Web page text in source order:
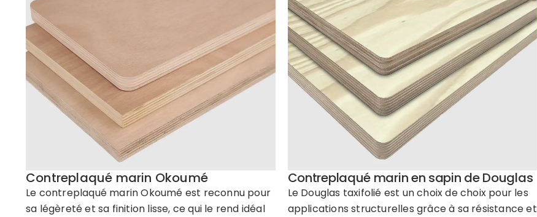
Contreplaqué marin Okoumé
Le contreplaqué marin Okoumé est reconnu pour
sa légèreté et sa finition lisse, ce qui le rend idéal
Contreplaqué marin en sapin de Douglas
Le Douglas taxifolié est un choix de choix pour les
applications structurelles grâce à sa résistance et